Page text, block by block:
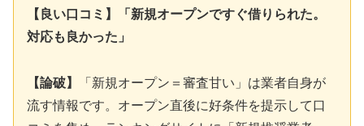
【良い口コミ】「新規オープンですぐ借りられた。
対応も良かった」
【論破】
「新規オープン＝審査甘い」は業者自身が
流す情報です。オープン直後に好条件を提示して口